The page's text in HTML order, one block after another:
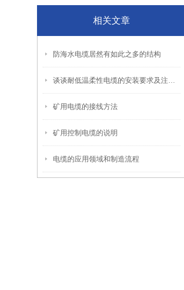
相关文章
防海水电缆居然有如此之多的结构
矿用电缆的接线方法
矿用控制电缆的说明
电缆的应用领域和制造流程